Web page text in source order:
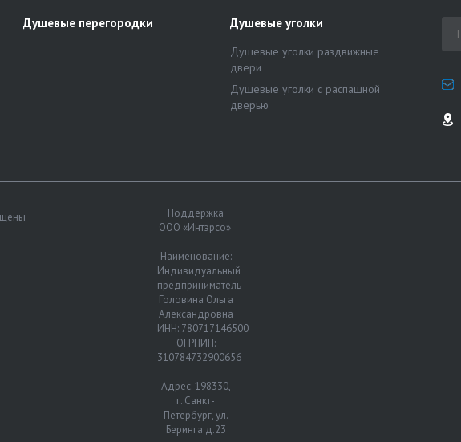
Душевые перегородки Душевые уголки
Душевые уголки раздвижные
двери
Душевые уголки с распашной
дверью
Поддержка
ООО «Интэрсо»
Наименование:
Индивидуальный
предприниматель
Головина Ольга
Александровна
ИНН: 780717146500
ОГРНИП:
310784732900656
Адрес: 198330,
г. Санкт-
Петербург, ул.
Беринга д.23